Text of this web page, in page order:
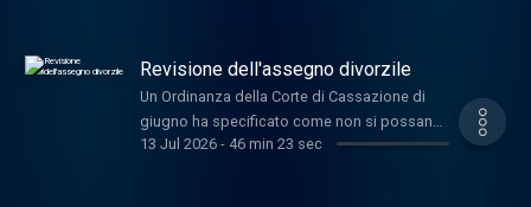
, CEO e Founder di Luxforsale, piattaforma
dedicata al settore degli immobili di lusso.
Revisione dell'assegno divorzile
Un Ordinanza della Corte di Cassazione di
giugno ha specificato come non si possano
chiedere indietro i soldi versati al figlio,
13 Jul 2026- 46 min 23 sec